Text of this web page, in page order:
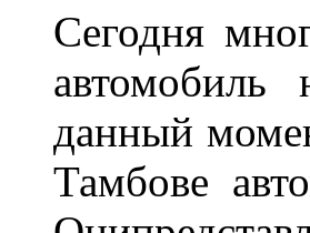
Сегодня
данный
Тамбове